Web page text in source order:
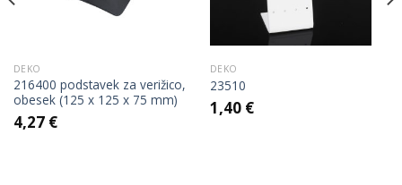
DEKO
216400 podstavek za verižico,
obesek (125 x 125 x 75 mm)
4,27 €
DEKO
23510
1,40 €